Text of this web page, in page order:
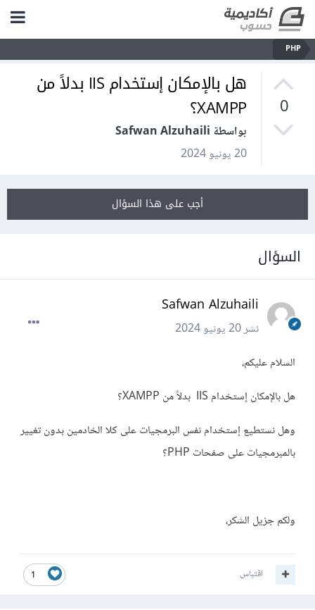
PHP
0
هل بالإمكان إستخدام IIS بدلاً من
XAMPP؟
بواسطة Safwan Alzuhaili
20 يونيو 2024
أجب على هذا السؤال
السؤال
Safwan Alzuhaili
نشر20 يونيو 2024
السلام عليكم،
هل بالإمكان إستخدام IIS بدلاً من XAMPP؟
وهل نستطيع إستخدام نفس البرمجيات على كلا الخادمين بدون تغيير
بالمبرمجيات على صفحات PHP؟
ولكم جزيل الشكر،
1 اقتباس